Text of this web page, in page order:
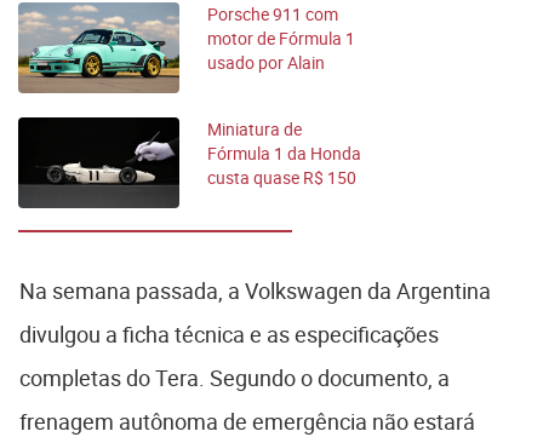
Porsche 911 com
motor de Fórmula 1
usado por Alain
Miniatura de
Fórmula 1 da Honda
custa quase R$ 150
rapidamente
Na semana passada, a Volkswagen da Argentina
divulgou a ficha técnica e as especificações
completas do Tera. Segundo o documento, a
frenagem autônoma de emergência não estará